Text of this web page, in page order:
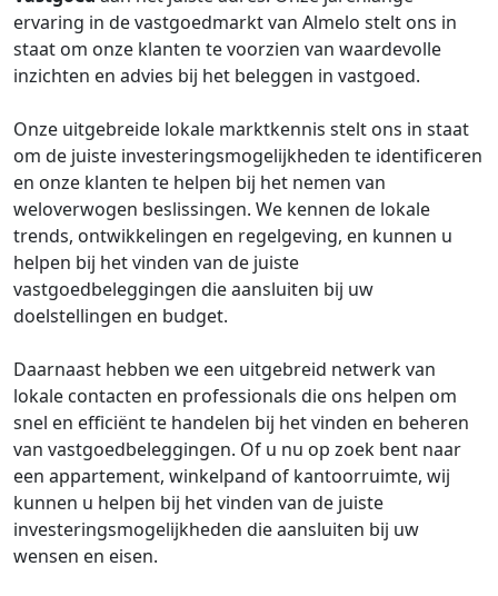
ervaring in de vastgoedmarkt van Almelo stelt ons in
staat om onze klanten te voorzien van waardevolle
inzichten en advies bij het beleggen in vastgoed.
Onze uitgebreide lokale marktkennis stelt ons in staat
om de juiste investeringsmogelijkheden te identificeren
en onze klanten te helpen bij het nemen van
weloverwogen beslissingen. We kennen de lokale
trends, ontwikkelingen en regelgeving, en kunnen u
helpen bij het vinden van de juiste
vastgoedbeleggingen die aansluiten bij uw
doelstellingen en budget.
Daarnaast hebben we een uitgebreid netwerk van
lokale contacten en professionals die ons helpen om
snel en efficiënt te handelen bij het vinden en beheren
van vastgoedbeleggingen. Of u nu op zoek bent naar
een appartement, winkelpand of kantoorruimte, wij
kunnen u helpen bij het vinden van de juiste
investeringsmogelijkheden die aansluiten bij uw
wensen en eisen.